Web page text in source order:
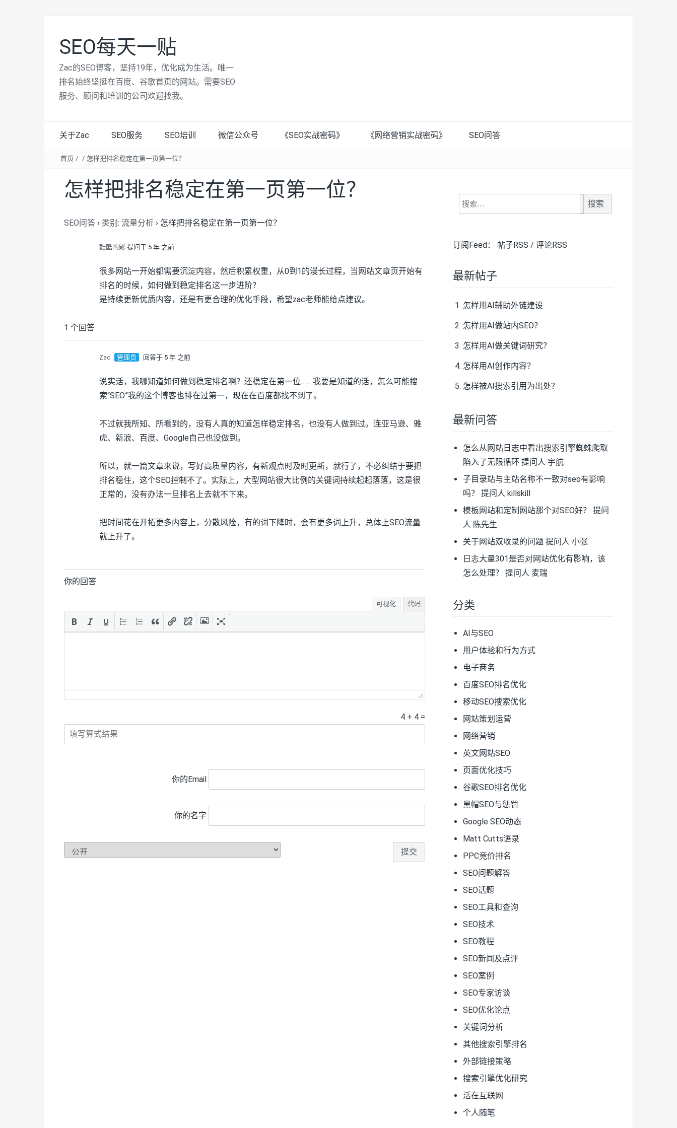
SEO每天一贴
Zac的SEO博客，坚持19年，优化成为生活。唯一
排名始终坚挺在百度、谷歌首页的网站。需要SEO
服务、顾问和培训的公司欢迎找我。
关于Zac SEO服务 SEO培训 微信公众号 《SEO实战密码》 《网络营销实战密码》 SEO问答
首页 / / 怎样把排名稳定在第一页第一位？
怎样把排名稳定在第一页第一位？
SEO问答 › 类别: 流量分析 › 怎样把排名稳定在第一页第一位？
酷酷的影 提问于 5 年 之前
很多网站一开始都需要沉淀内容，然后积累权重，从0到1的漫长过程，当网站文章页开始有
排名的时候，如何做到稳定排名这一步进阶？
是持续更新优质内容，还是有更合理的优化手段，希望zac老师能给点建议。
1 个回答
Zac 管理员 回答于 5 年 之前
说实话，我哪知道如何做到稳定排名啊？还稳定在第一位…… 我要是知道的话，怎么可能搜
索“SEO”我的这个博客也排在过第一，现在在百度都找不到了。
不过就我所知、所看到的，没有人真的知道怎样稳定排名，也没有人做到过。连亚马逊、雅
虎、新浪、百度、Google自己也没做到。
所以，就一篇文章来说，写好高质量内容，有新观点时及时更新，就行了，不必纠结于要把
排名稳住，这个SEO控制不了。实际上，大型网站很大比例的关键词持续起起落落，这是很
正常的，没有办法一旦排名上去就不下来。
把时间花在开拓更多内容上，分散风险，有的词下降时，会有更多词上升，总体上SEO流量
就上升了。
你的回答
可视化 代码
4 + 4 =
你的Email
你的名字
搜
索：
订阅Feed： 帖子RSS / 评论RSS
最新帖子
怎样用AI辅助外链建设
怎样用AI做站内SEO？
怎样用AI做关键词研究？
怎样用AI创作内容？
怎样被AI搜索引用为出处？
最新问答
怎么从网站日志中看出搜索引擎蜘蛛爬取
陷入了无限循环 提问人 宇航
子目录站与主站名称不一致对seo有影响
吗？
提问人 killskill
模板网站和定制网站那个对SEO好？
提问
人 陈先生
关于网站双收录的问题提问人 小张
日志大量301是否对网站优化有影响，该
怎么处理？
提问人 麦瑞
分类
AI与SEO
用户体验和行为方式
电子商务
百度SEO排名优化
移动SEO搜索优化
网站策划运营
网络营销
英文网站SEO
页面优化技巧
谷歌SEO排名优化
黑帽SEO与惩罚
Google SEO动态
Matt Cutts语录
PPC竞价排名
SEO问题解答
SEO话题
SEO工具和查询
SEO技术
SEO教程
SEO新闻及点评
SEO案例
SEO专家访谈
SEO优化论点
关键词分析
其他搜索引擎排名
外部链接策略
搜索引擎优化研究
活在互联网
个人随笔